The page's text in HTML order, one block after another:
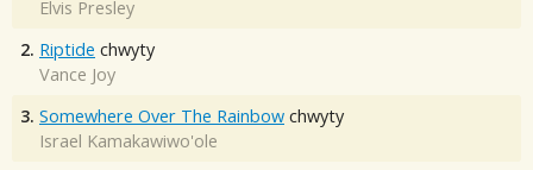
Elvis Presley
2. Riptide chwyty
Vance Joy
3. Somewhere Over The Rainbow chwyty
Israel Kamakawiwo'ole